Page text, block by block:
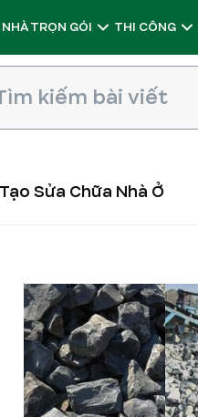
TRỌN GÓI THI CÔNG
Sửa Chữa Nhà Ở